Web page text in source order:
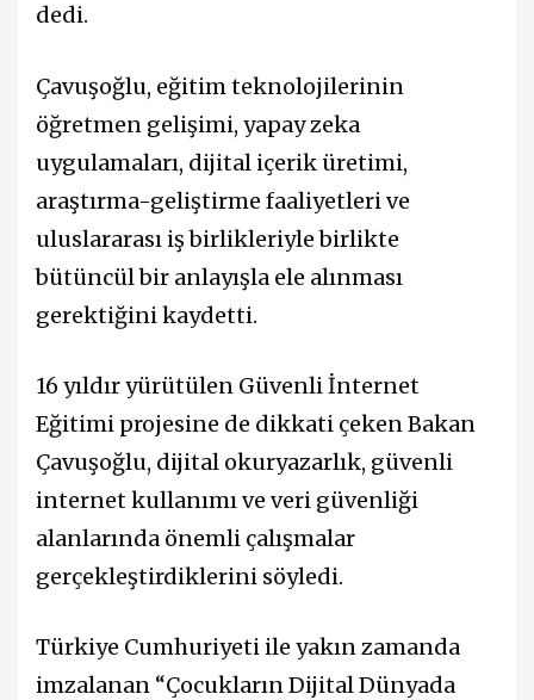
dedi.
Çavuşoğlu, eğitim teknolojilerinin
öğretmen gelişimi, yapay zeka
uygulamaları, dijital içerik üretimi,
araştırma-geliştirme faaliyetleri ve
uluslararası iş birlikleriyle birlikte
bütüncül bir anlayışla ele alınması
gerektiğini kaydetti.
16 yıldır yürütülen Güvenli İnternet
Eğitimi projesine de dikkati çeken Bakan
Çavuşoğlu, dijital okuryazarlık, güvenli
internet kullanımı ve veri güvenliği
alanlarında önemli çalışmalar
gerçekleştirdiklerini söyledi.
Türkiye Cumhuriyeti ile yakın zamanda
imzalanan “Çocukların Dijital Dünyada